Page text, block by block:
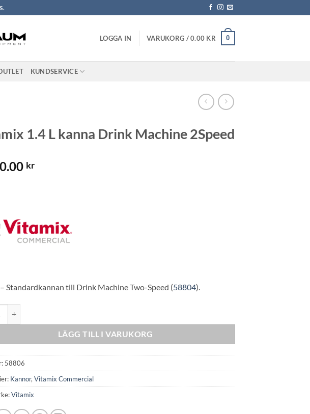
LOGGA IN VARUKORG /0.00 KR 0
KUNDSERVICE
1.4 L kanna Drink Machine 2Speed
kr
– Standardkannan till Drink Machine Two-Speed (58804).
LÄGG TILL I VARUKORG
58806
Kannor, Vitamix Commercial
Vitamix